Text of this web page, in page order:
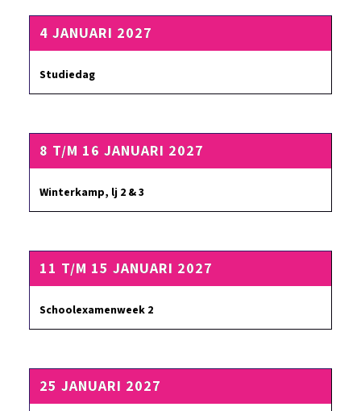
4 JANUARI 2027
Studiedag
8 T/M 16 JANUARI 2027
Winterkamp, lj 2 & 3
11 T/M 15 JANUARI 2027
Schoolexamenweek 2
25 JANUARI 2027